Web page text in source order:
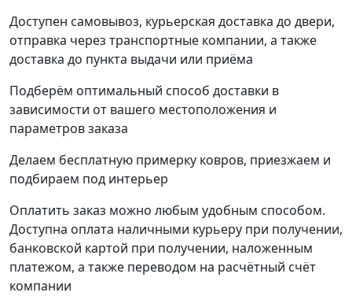
Доступен самовывоз, курьерская доставка до двери,
отправка через транспортные компании, а также
доставка до пункта выдачи или приёма
Подберём оптимальный способ доставки в
зависимости от вашего местоположения и
параметров заказа
Делаем бесплатную примерку ковров, приезжаем и
подбираем под интерьер
Оплатить заказ можно любым удобным способом.
Доступна оплата наличными курьеру при получении,
банковской картой при получении, наложенным
платежом, а также переводом на расчётный счёт
компании